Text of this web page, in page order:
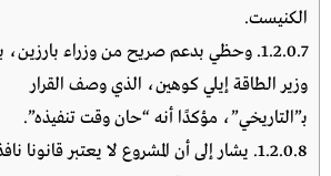
الكنيست.
1.2.0.7. وحظي بدعم صريح من وزراء بارزين،
وزير الطاقة إيلي كوهين، الذي وصف القرار
بـ”التاريخي”، مؤكدًا أنه “حان وقت تنفيذه”.
1.2.0.8. يشار إلى أن المشروع لا يعتبر قانونا